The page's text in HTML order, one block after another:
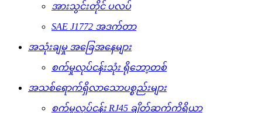
အားသွင်းတိုင် ပလပ်
SAE J1772 အဒက်တာ
အသုံးချမှု အခြေအနေများ
စက်မှုလုပ်ငန်းသုံး ရိုဘော့တစ်
အသစ်ရောက်ရှိလာသောပစ္စည်းများ
စက်မှုလုပ်ငန်း RJ45 ချိတ်ဆက်ကိရိယာ